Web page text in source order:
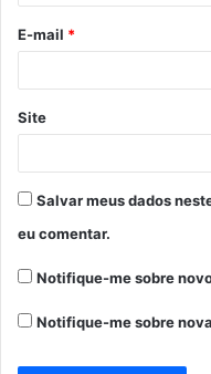
*
E-mail *
Site
Salvar meus dados
eu comentar.
Notifique-me sobre
Notifique-me sobre